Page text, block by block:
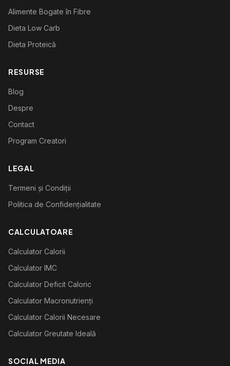
Alimente Bogate în Fibre
Dieta Low Carb
Dieta Proteică
RESURSE
Blog
Despre
Contact
Program Creatori
LEGAL
Termeni și Condiții
Politica de Confidențialitate
CALCULATOARE
Calculator Calorii
Calculator IMC
Calculator Deficit Caloric
Calculator Macronutrienți
Calculator Calorii Necesare
Calculator Greutate Ideală
SOCIAL MEDIA